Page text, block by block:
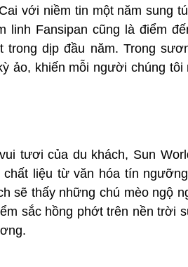
với niềm tin một năm sung
linh Fansipan cũng là điểm
trong dịp đầu năm. Trong
ảo, khiến mỗi người chúng
tươi của du khách, Sun
chất liệu từ văn hóa tín
sẽ thấy những chú mèo ngộ
sắc hồng phớt trên nền trời